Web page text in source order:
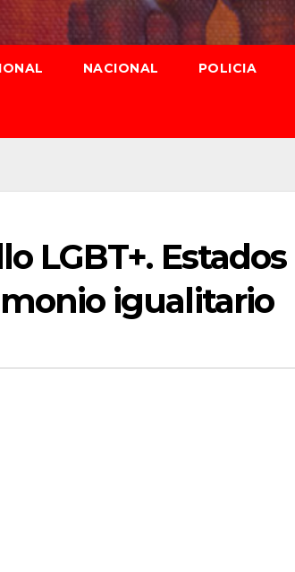
NACIONAL POLICIA
LGBT+. Estados
igualitario